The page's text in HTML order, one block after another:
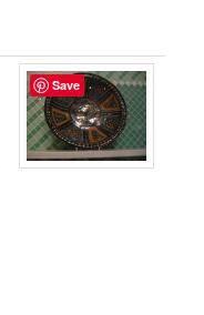
Save